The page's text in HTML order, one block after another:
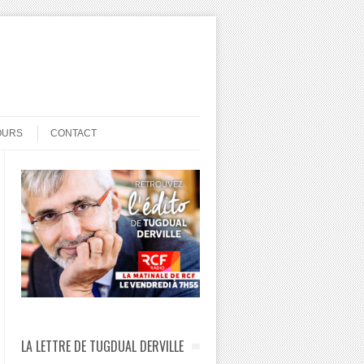
CONTACT
LA LETTRE DE TUGDUAL DERVILLE